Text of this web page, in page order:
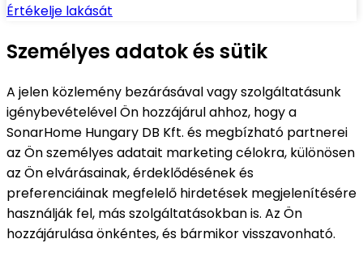
Értékelje lakását
Személyes adatok és sütik
A jelen közlemény bezárásával vagy szolgáltatásunk
igénybevételével Ön hozzájárul ahhoz, hogy a
SonarHome Hungary DB Kft. és megbízható partnerei
az Ön személyes adatait marketing célokra, különösen
az Ön elvárásainak, érdeklődésének és
preferenciáinak megfelelő hirdetések megjelenítésére
használják fel, más szolgáltatásokban is. Az Ön
hozzájárulása önkéntes, és bármikor visszavonható.